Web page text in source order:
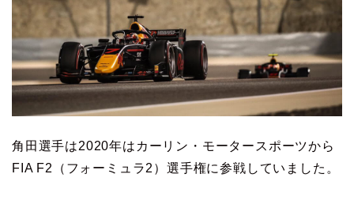
角田選手は2020年はカーリン・モータースポーツから
FIA F2（フォーミュラ2）選手権に参戦していました。